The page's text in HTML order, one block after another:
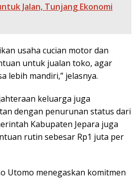
Jalan, Tunjang Ekonomi
usaha cucian motor dan
untuk jualan toko, agar
lebih mandiri,” jelasnya.
keluarga juga
dengan penurunan status dari
Kabupaten Jepara juga
rutin sebesar Rp1 juta per
Utomo menegaskan komitmen